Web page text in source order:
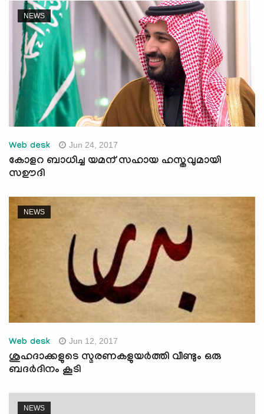
NEWS
Web desk Jun 24, 2017
കോളറ ബാധിച്ച യമന് സഹായ ഹസ്തവുമായി
സഊദി
NEWS
Web desk Jun 12, 2017
ശുഹദാക്കളുടെ സ്മരണകളുയര്‍ത്തി വീണ്ടും ഒരു
ബദര്‍ദിനം കൂടി
NEWS